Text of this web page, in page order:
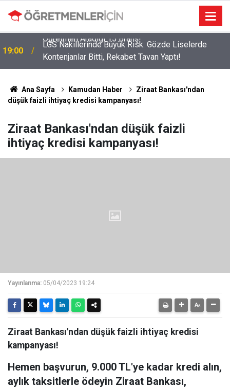
19:00
LGS Nakillerinde Büyük Risk: Gözde Liselerde
Kontenjanlar Bitti, Rekabet Tavan Yaptı!
Ana Sayfa Kamudan Haber
Ziraat Bankası'ndan
düşük faizli ihtiyaç kredisi kampanyası!
Ziraat Bankası'ndan düşük faizli
ihtiyaç kredisi kampanyası!
Yayınlanma: 05/04/2023 19:24
Ziraat Bankası'ndan düşük faizli ihtiyaç kredisi
kampanyası!
Hemen başvurun, 9.000 TL'ye kadar kredi alın,
aylık taksitlerle ödeyin Ziraat Bankası,